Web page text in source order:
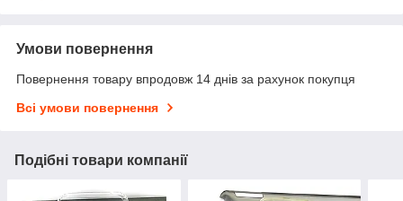
Умови повернення
Повернення товару впродовж 14 днів за рахунок покупця
Всі умови повернення
Подібні товари компанії